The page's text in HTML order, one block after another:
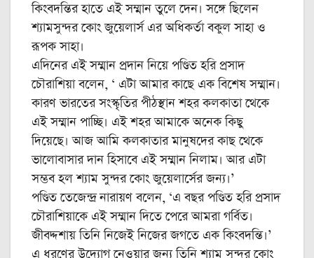
কিংবদন্তির হাতে এই সম্মান তুলে দেন। সঙ্গে ছিলেন
শ্যামসুন্দর কোং জুয়েলার্স এর অধিকর্তা বকুল সাহা ও
রূপক সাহা।
এদিনের এই সম্মান প্রদান নিয়ে পণ্ডিত হরি প্রসাদ
চৌরাশিয়া বলেন, ‘ এটা আমার কাছে এক বিশেষ সম্মান।
কারণ ভারতের সংস্কৃতির পীঠস্থান শহর কলকাতা থেকে
এই সম্মান পাচ্ছি। এই শহর আমাকে অনেক কিছু
দিয়েছে। আজ আমি কলকাতার মানুষদের কাছ থেকে
ভালোবাসার দান হিসাবে এই সম্মান নিলাম। আর এটা
সম্ভব হল শ্যাম সুন্দর কোং জুয়েলার্সের জন্য।’
পণ্ডিত তেজেন্দ্র নারায়ণ বলেন, ‘এ বছর পণ্ডিত হরি প্রসাদ
চৌরাশিয়াকে এই সম্মান দিতে পেরে আমরা গর্বিত।
জীবদ্দশায় তিনি নিজেই নিজের জগতে এক কিংবদন্তি।’
এ ধরণের উদ্যোগ নেওয়ার জন্য তিনি শ্যাম সুন্দর কোং